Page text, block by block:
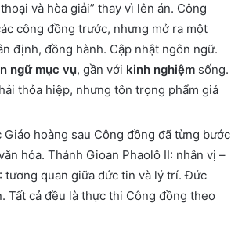
và hòa giải” thay vì lên án. Công
công đồng trước, nhưng mở ra một
định, đồng hành. Cập nhật ngôn ngữ.
ngữ mục vụ, gần với kinh nghiệm sống.
thỏa hiệp, nhưng tôn trọng phẩm giá
hoàng sau Công đồng đã từng bước
hóa. Thánh Gioan Phaolô II: nhân vị –
quan giữa đức tin và lý trí. Đức
Tất cả đều là thực thi Công đồng theo